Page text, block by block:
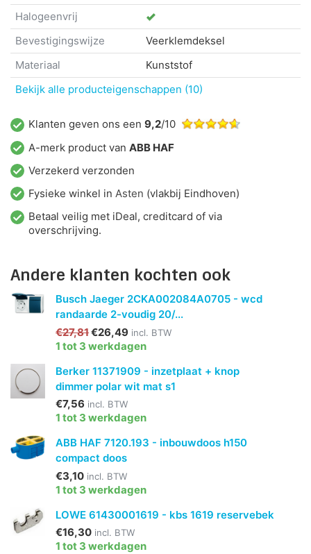
Halogeenvrij
Bevestigingswijze
Veerklemdeksel
Materiaal
Kunststof
Bekijk alle producteigenschappen (10)
Klanten geven ons een 9,2/10
A-merk product van ABB HAF
Verzekerd verzonden
Fysieke winkel in Asten (vlakbij Eindhoven)
Betaal veilig met iDeal, creditcard of via
overschrijving.
Andere klanten kochten ook
Busch Jaeger 2CKA002084A0705 - wcd
randaarde 2-voudig 20/...
€27,81€26,49 incl. BTW
1 tot 3 werkdagen
Berker 11371909 - inzetplaat + knop
dimmer polar wit mat s1
€7,56 incl. BTW
1 tot 3 werkdagen
ABB HAF 7120.193 - inbouwdoos h150
compact doos
€3,10 incl. BTW
1 tot 3 werkdagen
LOWE 61430001619 - kbs 1619 reservebek
€16,30 incl. BTW
1 tot 3 werkdagen